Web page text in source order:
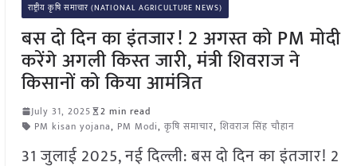
राष्ट्रीय कृषि समाचार (NATIONAL AGRICULTURE NEWS)
बस दो दिन का इंतजार! 2 अगस्त को PM मोदी
करेंगे अगली किस्त जारी, मंत्री शिवराज ने
किसानों को किया आमंत्रित
July 31, 2025
2 min read
PM kisan yojana, PM Modi, कृषि समाचार, शिवराज सिंह चौहान
31 जुलाई 2025, नई दिल्ली: बस दो दिन का इंतजार! 2